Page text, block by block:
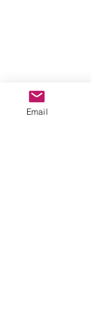
Email